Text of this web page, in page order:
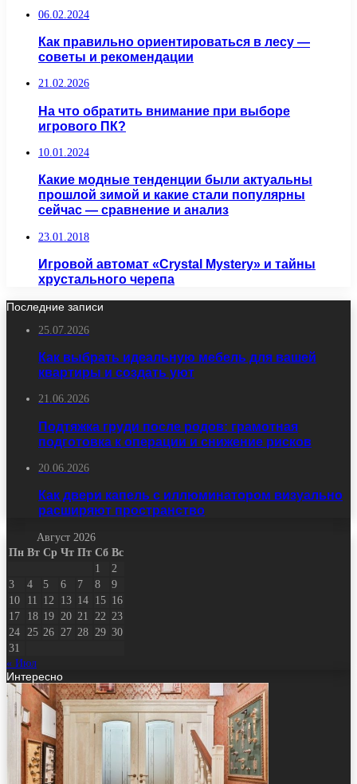
06.02.2024
Как правильно ориентироваться в лесу —
советы и рекомендации
21.02.2026
На что обратить внимание при выборе
игрового ПК?
10.01.2024
Какие модные тенденции были актуальны
прошлой зимой и какие стали популярны
сейчас — сравнение и анализ
23.01.2018
Игровой автомат «Crystal Mystery» и тайны
хрустального черепа
Последние записи
25.07.2026
Как выбрать идеальную мебель для вашей
квартиры и создать уют
21.06.2026
Подтяжка груди после родов: грамотная
подготовка к операции и снижение рисков
20.06.2026
Как двери капель с иллюминатором визуально
расширяют пространство
Август 2026
Пн Вт Ср Чт Пт Сб Вс
1
2
3
4 5 6 7 8
9
10
11 12 13 14 15 16
17
18 19 20 21 22 23
24
25 26 27 28 29 30
31
« Июл
Интересно